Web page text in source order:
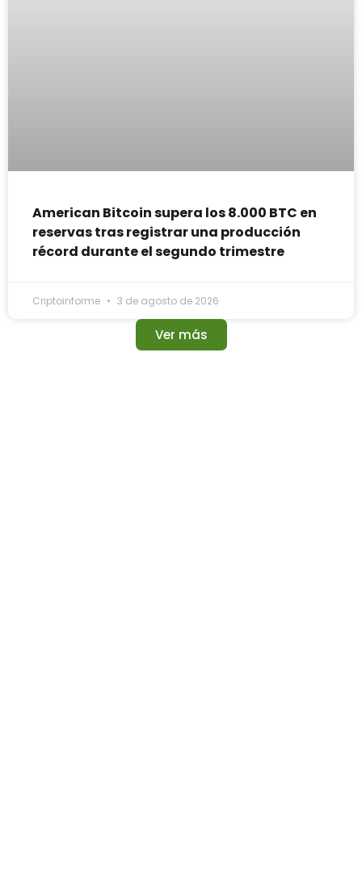
American Bitcoin supera los 8.000 BTC en
reservas tras registrar una producción
récord durante el segundo trimestre
Criptoinforme 3 de agosto de 2026
Ver más